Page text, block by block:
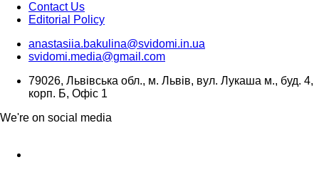
Contact Us
Editorial Policy
anastasiia.bakulina@svidomi.in.ua
svidomi.media@gmail.com
79026, Львівська обл., м. Львів, вул. Лукаша м., буд. 4,
корп. Б, Офіс 1
We're on social media